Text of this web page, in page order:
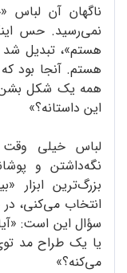
ناگهان آن
نمی‌رسید. حس
هستم»، تبدیل
هستم. آنجا بود
همه یک شکل
این داستانه؟»
لباس خیلی
نگه‌داشتن و
بزرگ‌ترین ابزار
انتخاب می‌کنی،
سؤال این است:
یا یک طراح مد
می‌کنه؟»